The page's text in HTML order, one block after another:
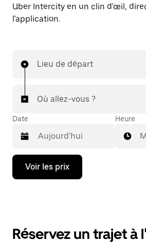
Uber Intercity en un clin d'œil,
l'application.
Lieu de départ
Où allez-vous ?
Date
Appuyez
la
ouvrir
Heure
Voir les prix
Réservez un trajet à